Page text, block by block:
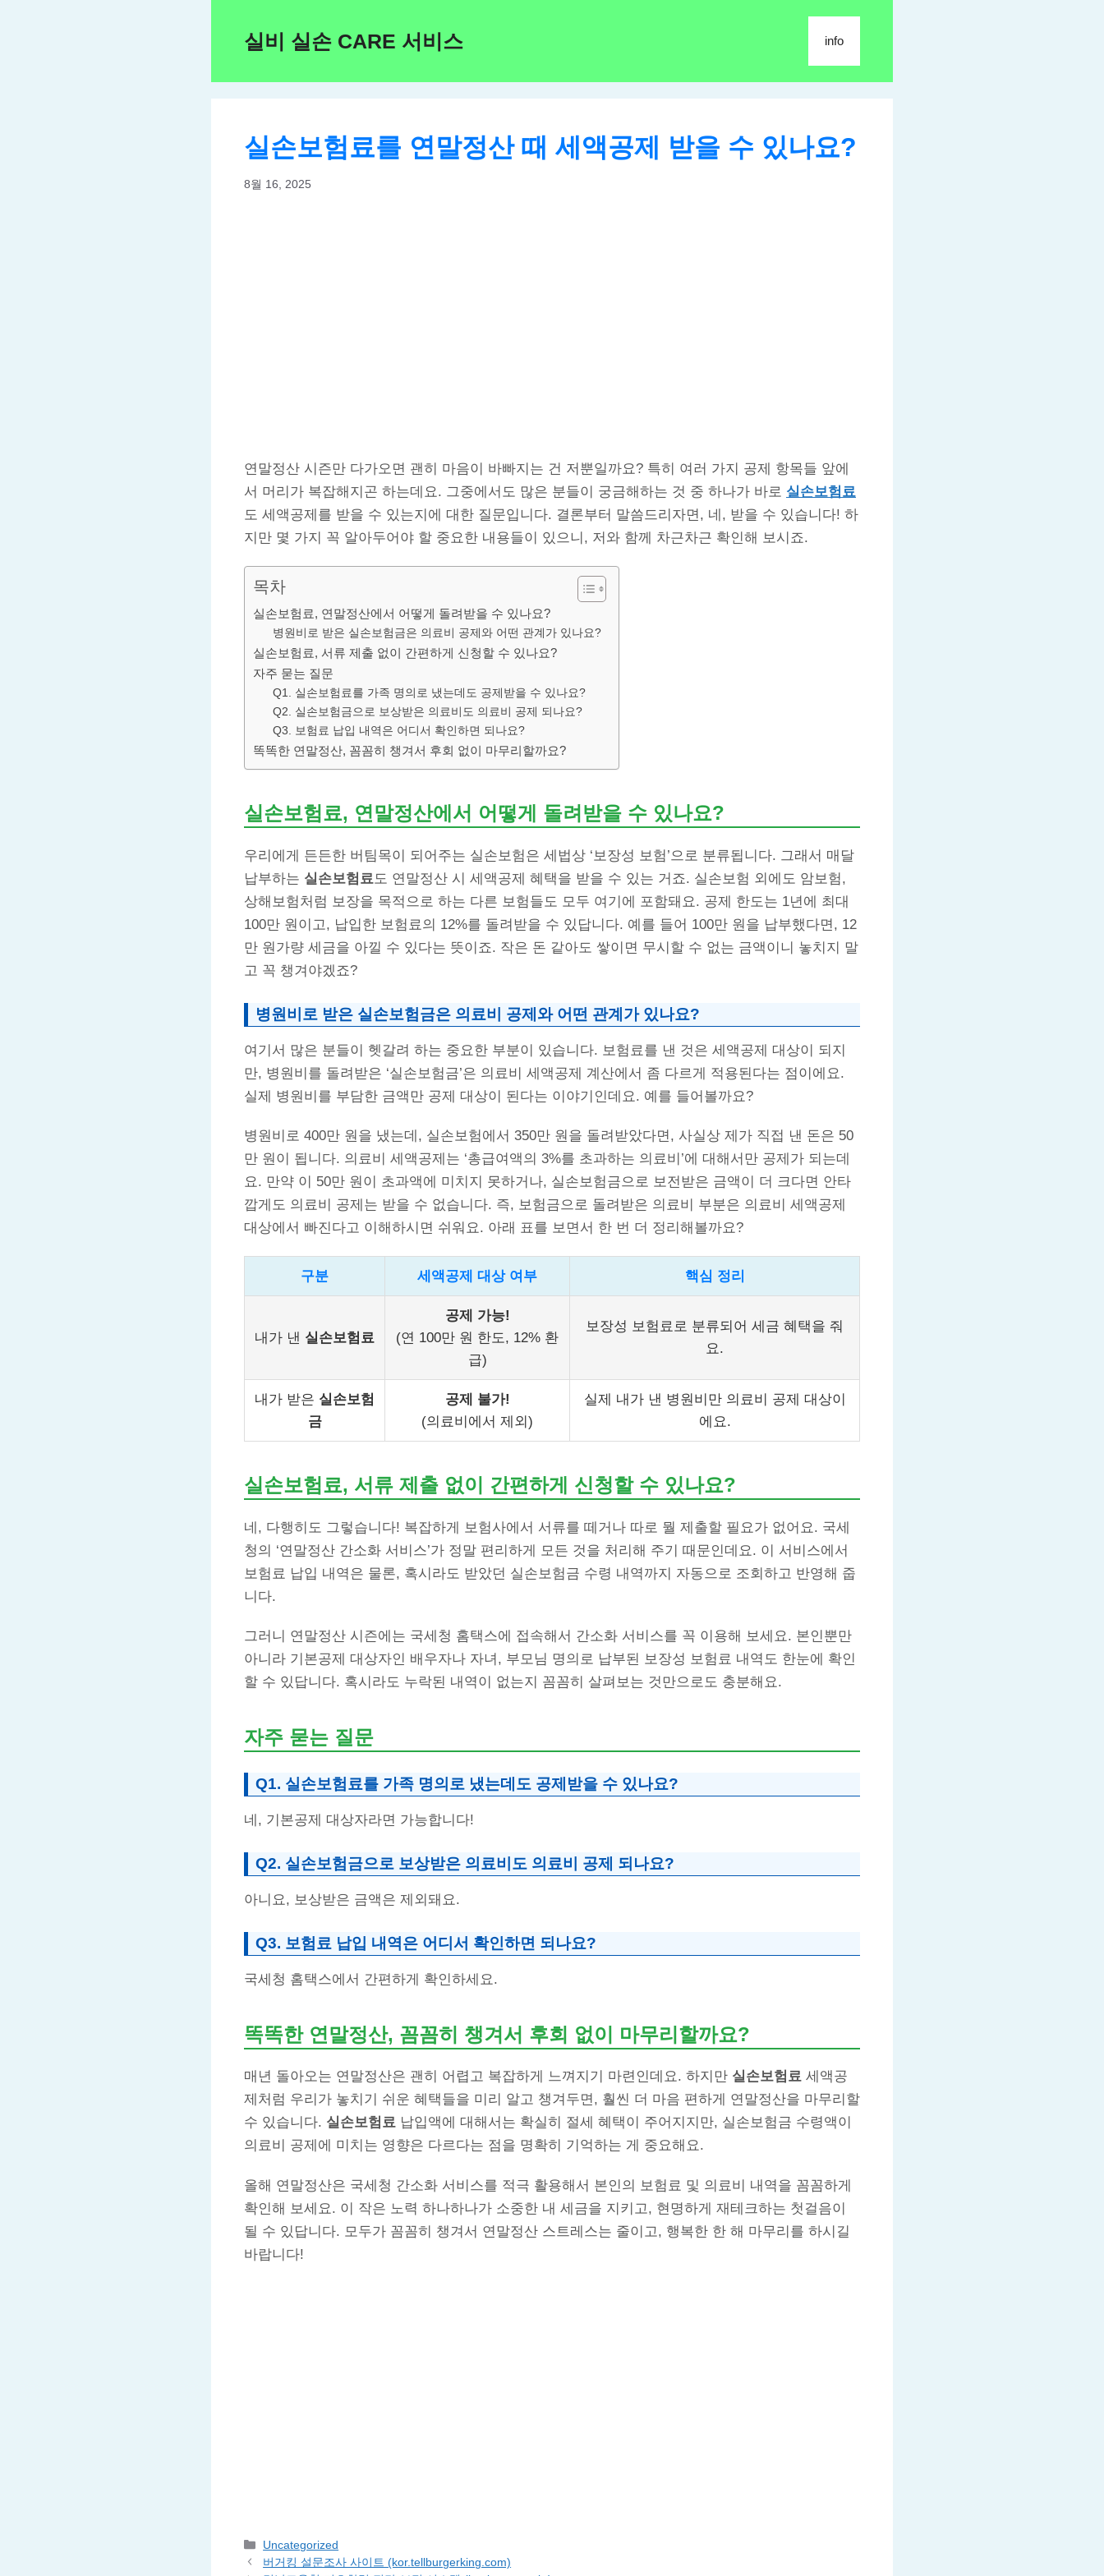
실비 실손 CARE 서비스 info
실손보험료를 연말정산 때 세액공제 받을 수 있나요?
8월 16, 2025
연말정산 시즌만 다가오면 괜히 마음이 바빠지는 건 저뿐일까요? 특히 여러 가지 공제 항목들 앞에
서 머리가 복잡해지곤 하는데요. 그중에서도 많은 분들이 궁금해하는 것 중 하나가 바로 실손보험료
도 세액공제를 받을 수 있는지에 대한 질문입니다. 결론부터 말씀드리자면, 네, 받을 수 있습니다! 하
지만 몇 가지 꼭 알아두어야 할 중요한 내용들이 있으니, 저와 함께 차근차근 확인해 보시죠.
목차
실손보험료, 연말정산에서 어떻게 돌려받을 수 있나요?
병원비로 받은 실손보험금은 의료비 공제와 어떤 관계가 있나요?
실손보험료, 서류 제출 없이 간편하게 신청할 수 있나요?
자주 묻는 질문
Q1. 실손보험료를 가족 명의로 냈는데도 공제받을 수 있나요?
Q2. 실손보험금으로 보상받은 의료비도 의료비 공제 되나요?
Q3. 보험료 납입 내역은 어디서 확인하면 되나요?
똑똑한 연말정산, 꼼꼼히 챙겨서 후회 없이 마무리할까요?
실손보험료, 연말정산에서 어떻게 돌려받을 수 있나요?
우리에게 든든한 버팀목이 되어주는 실손보험은 세법상 ‘보장성 보험’으로 분류됩니다. 그래서 매달
납부하는 실손보험료 도 연말정산 시 세액공제 혜택을 받을 수 있는 거죠. 실손보험 외에도 암보험,
상해보험처럼 보장을 목적으로 하는 다른 보험들도 모두 여기에 포함돼요. 공제 한도는 1년에 최대
100만 원이고, 납입한 보험료의 12%를 돌려받을 수 있답니다. 예를 들어 100만 원을 납부했다면, 12
만 원가량 세금을 아낄 수 있다는 뜻이죠. 작은 돈 같아도 쌓이면 무시할 수 없는 금액이니 놓치지 말
고 꼭 챙겨야겠죠?
병원비로 받은 실손보험금은 의료비 공제와 어떤 관계가 있나요?
여기서 많은 분들이 헷갈려 하는 중요한 부분이 있습니다. 보험료를 낸 것은 세액공제 대상이 되지
만, 병원비를 돌려받은 ‘실손보험금’은 의료비 세액공제 계산에서 좀 다르게 적용된다는 점이에요.
실제 병원비를 부담한 금액만 공제 대상이 된다는 이야기인데요. 예를 들어볼까요?
병원비로 400만 원을 냈는데, 실손보험에서 350만 원을 돌려받았다면, 사실상 제가 직접 낸 돈은 50
만 원이 됩니다. 의료비 세액공제는 ‘총급여액의 3%를 초과하는 의료비’에 대해서만 공제가 되는데
요. 만약 이 50만 원이 초과액에 미치지 못하거나, 실손보험금으로 보전받은 금액이 더 크다면 안타
깝게도 의료비 공제는 받을 수 없습니다. 즉, 보험금으로 돌려받은 의료비 부분은 의료비 세액공제
대상에서 빠진다고 이해하시면 쉬워요. 아래 표를 보면서 한 번 더 정리해볼까요?
구분 세액공제 대상 여부 핵심 정리
내가 낸 실손보험료
공제 가능!
(연 100만 원 한도, 12% 환
급)
보장성 보험료로 분류되어 세금 혜택을 줘
요.
내가 받은 실손보험
금
공제 불가!
(의료비에서 제외)
실제 내가 낸 병원비만 의료비 공제 대상이
에요.
실손보험료, 서류 제출 없이 간편하게 신청할 수 있나요?
네, 다행히도 그렇습니다! 복잡하게 보험사에서 서류를 떼거나 따로 뭘 제출할 필요가 없어요. 국세
청의 ‘연말정산 간소화 서비스’가 정말 편리하게 모든 것을 처리해 주기 때문인데요. 이 서비스에서
보험료 납입 내역은 물론, 혹시라도 받았던 실손보험금 수령 내역까지 자동으로 조회하고 반영해 줍
니다.
그러니 연말정산 시즌에는 국세청 홈택스에 접속해서 간소화 서비스를 꼭 이용해 보세요. 본인뿐만
아니라 기본공제 대상자인 배우자나 자녀, 부모님 명의로 납부된 보장성 보험료 내역도 한눈에 확인
할 수 있답니다. 혹시라도 누락된 내역이 없는지 꼼꼼히 살펴보는 것만으로도 충분해요.
자주 묻는 질문
Q1. 실손보험료를 가족 명의로 냈는데도 공제받을 수 있나요?
네, 기본공제 대상자라면 가능합니다!
Q2. 실손보험금으로 보상받은 의료비도 의료비 공제 되나요?
아니요, 보상받은 금액은 제외돼요.
Q3. 보험료 납입 내역은 어디서 확인하면 되나요?
국세청 홈택스에서 간편하게 확인하세요.
똑똑한 연말정산, 꼼꼼히 챙겨서 후회 없이 마무리할까요?
매년 돌아오는 연말정산은 괜히 어렵고 복잡하게 느껴지기 마련인데요. 하지만 실손보험료 세액공
제처럼 우리가 놓치기 쉬운 혜택들을 미리 알고 챙겨두면, 훨씬 더 마음 편하게 연말정산을 마무리할
수 있습니다. 실손보험료 납입액에 대해서는 확실히 절세 혜택이 주어지지만, 실손보험금 수령액이
의료비 공제에 미치는 영향은 다르다는 점을 명확히 기억하는 게 중요해요.
올해 연말정산은 국세청 간소화 서비스를 적극 활용해서 본인의 보험료 및 의료비 내역을 꼼꼼하게
확인해 보세요. 이 작은 노력 하나하나가 소중한 내 세금을 지키고, 현명하게 재테크하는 첫걸음이
될 수 있답니다. 모두가 꼼꼼히 챙겨서 연말정산 스트레스는 줄이고, 행복한 한 해 마무리를 하시길
바랍니다!
Categories
Uncategorized
버거킹 설문조사 사이트 (kor.tellburgerking.com)